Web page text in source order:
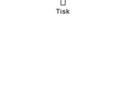
Tisk